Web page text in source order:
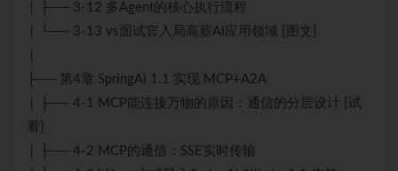
│ ├── 3-12 多Agent的核心执行流程
│ └── 3-13 vs面试官入局高薪Ai应用领域 [图文]
├── 第4章 SpringAi 1.1 实现 MCP+A2A
│ ├── 4-1 MCP能连接万物的原因：通信的分层设计 [试
看]
│ ├── 4-2 MCP的通信：SSE实时传输